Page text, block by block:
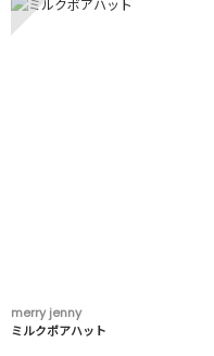
merry jenny
ミルクボアハット